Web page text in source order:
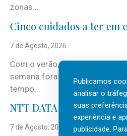
zonas...
Cinco cuidados a ter em
7 de Agosto, 2026
Com o verão, chegam
semana fora e os dias em que
tempo...
NTT DATA Insurtech
7 de Agosto, 2026
Publicamos
analisar o
suas
experiência e
publicidade.